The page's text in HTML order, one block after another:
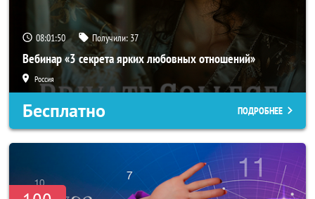
08:01:48 Получили: 37
Вебинар «3 секрета ярких любовных отношений»
Россия
Бесплатно ПОДРОБНЕЕ